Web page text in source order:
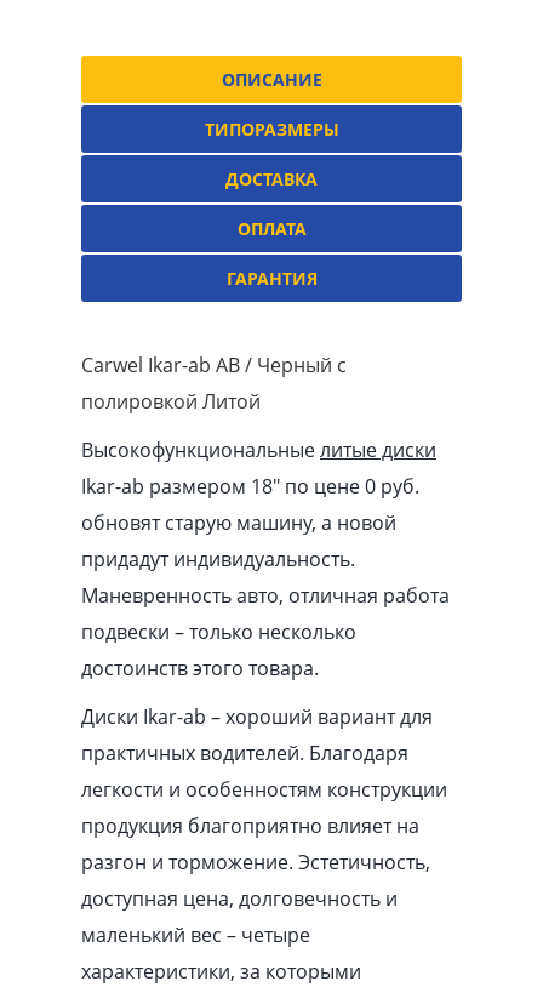
ОПИСАНИЕ
ТИПОРАЗМЕРЫ
ДОСТАВКА
ОПЛАТА
ГАРАНТИЯ
Carwel Ikar-ab AB / Черный с
полировкой Литой
Высокофункциональныелитые диски
Ikar-ab размером 18″ по цене 0 руб.
обновят старую машину, а новой
придадут индивидуальность.
Маневренность авто, отличная работа
подвески – только несколько
достоинств этого товара.
Диски Ikar-ab – хороший вариант для
практичных водителей. Благодаря
легкости и особенностям конструкции
продукция благоприятно влияет на
разгон и торможение. Эстетичность,
доступная цена, долговечность и
маленький вес – четыре
характеристики, за которыми